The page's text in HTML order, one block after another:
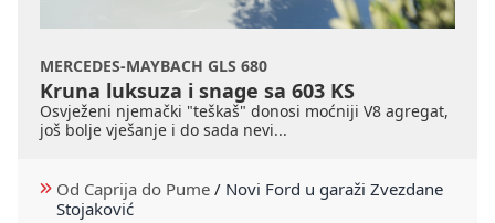
MERCEDES-MAYBACH GLS 680
Kruna luksuza i snage sa 603 KS
Osvježeni njemački "teškaš" donosi moćniji V8 agregat,
još bolje vješanje i do sada nevi...
Od Caprija do Pume / Novi Ford u garaži Zvezdane
Stojaković